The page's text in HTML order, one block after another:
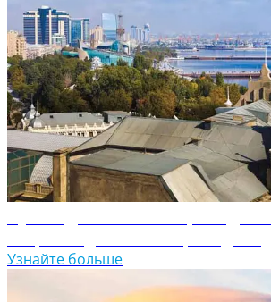
Узнайте больше